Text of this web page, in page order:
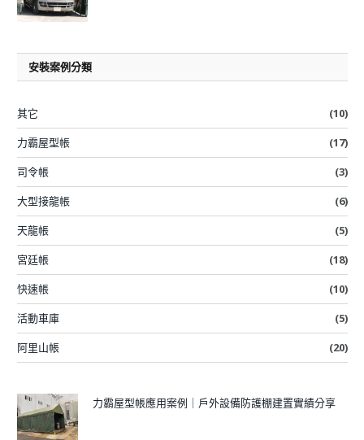
安裝案例分類
其它
(10)
力霸屋型帳
(17)
司令帳
(3)
大型接龍帳
(6)
天龍帳
(5)
宮廷帳
(18)
快速帳
(10)
活動車庫
(5)
阿里山帳
(20)
力霸屋型帳應用案例｜戶外設備防護棚建置實績分享